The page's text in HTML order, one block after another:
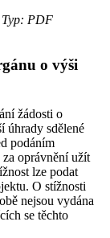
PDF
o výši
žádosti o
úhrady sdělené
podáním
oprávnění užít
lze podat
O stížnosti
nejsou vydána
se těchto